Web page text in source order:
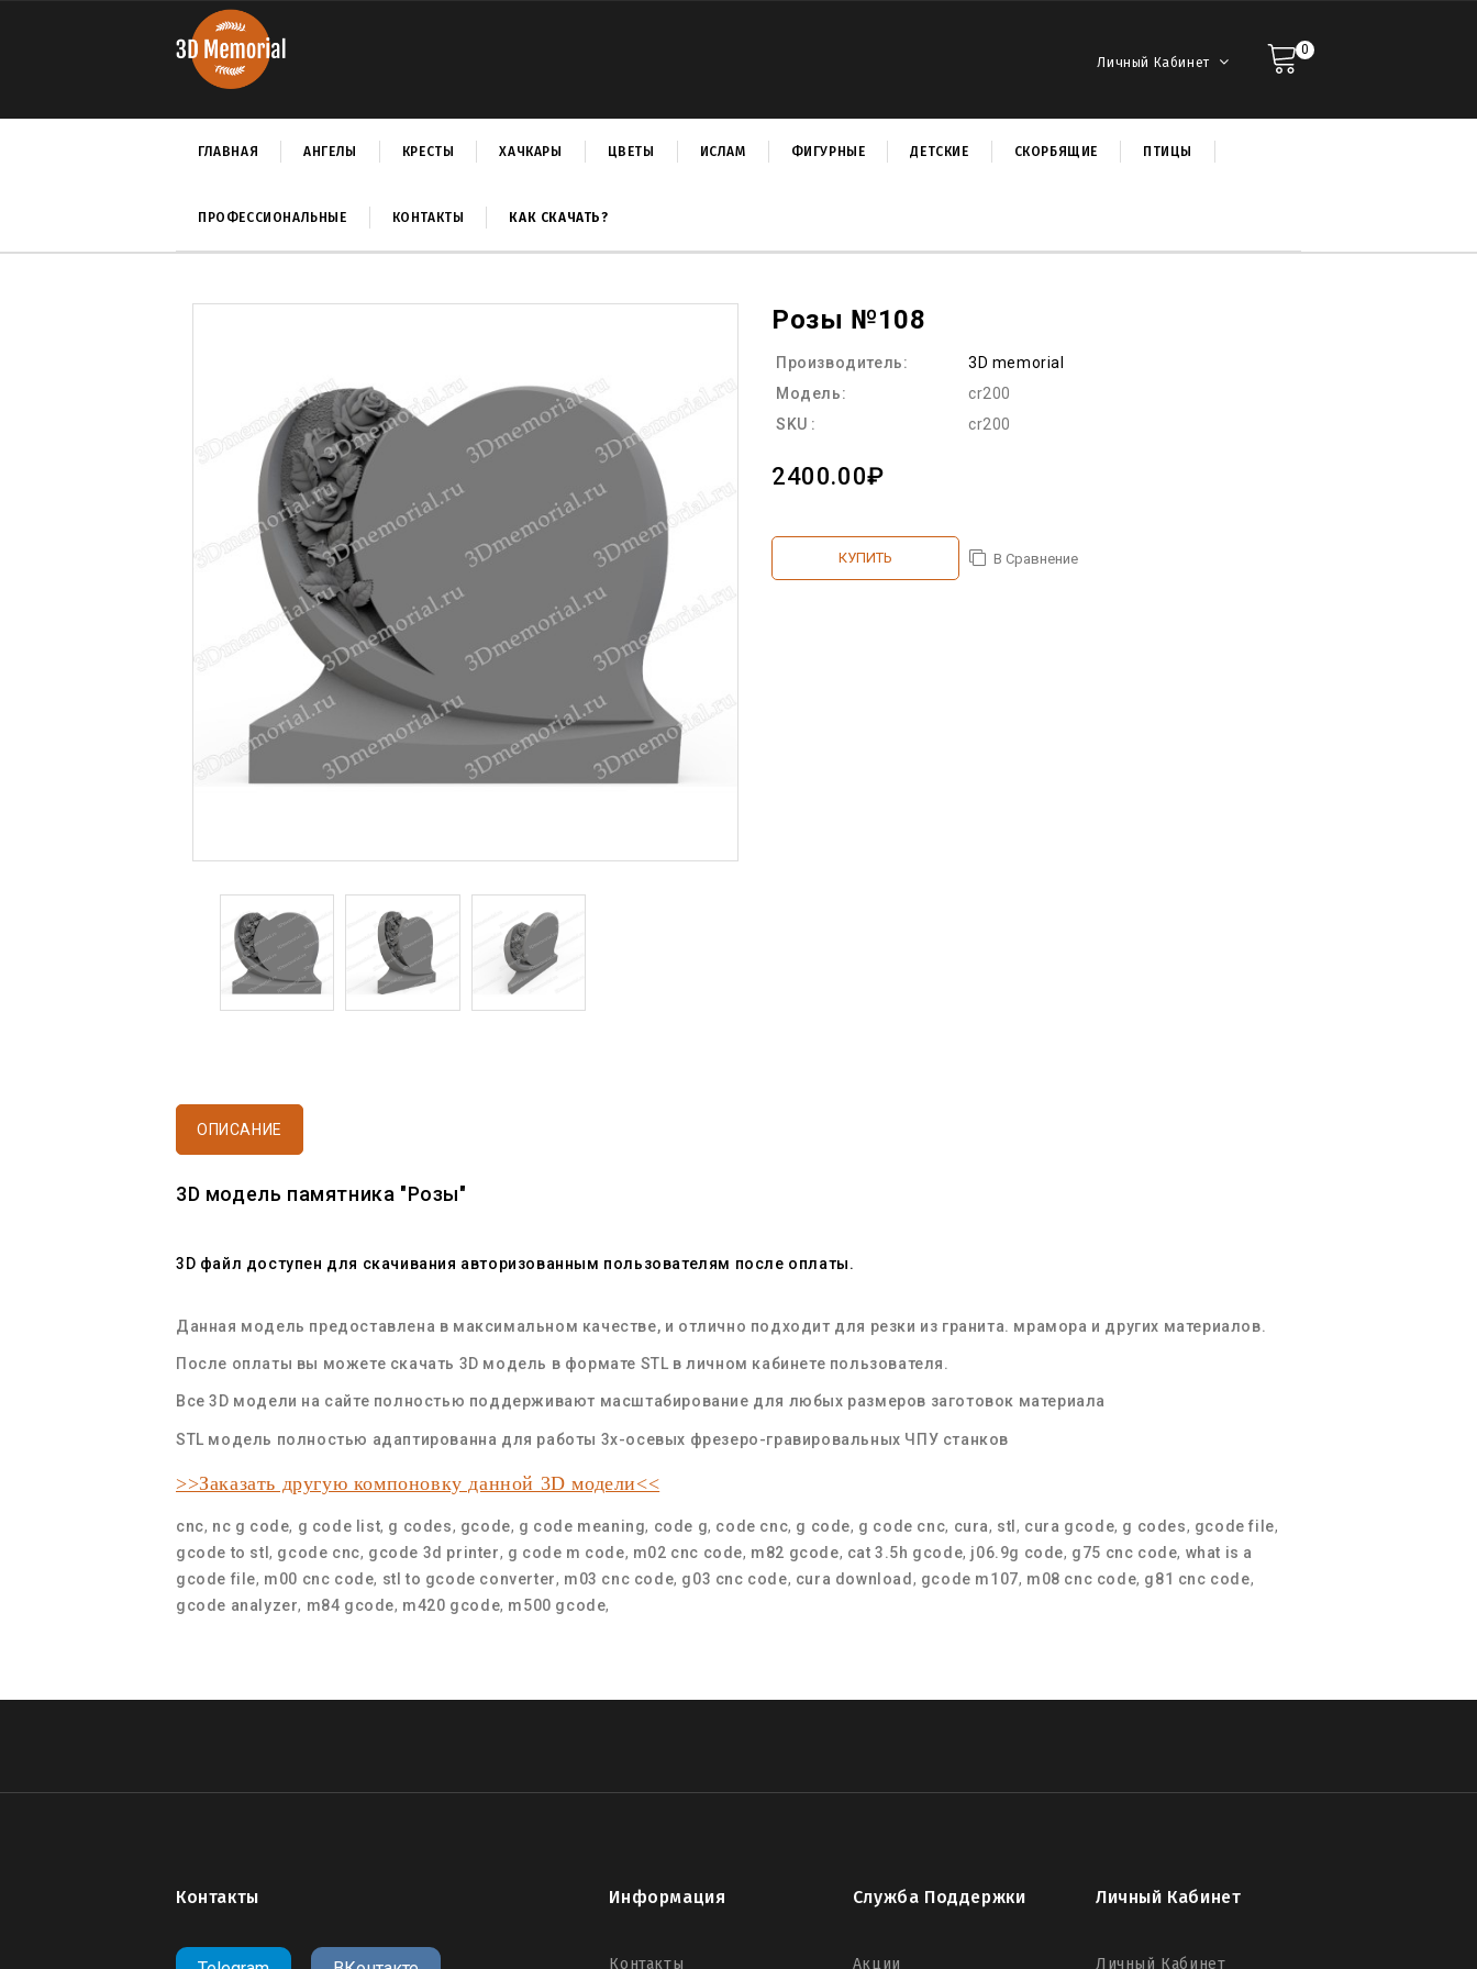
Личный Кабинет
0
ГЛАВНАЯ АНГЕЛЫ КРЕСТЫ ХАЧКАРЫ ЦВЕТЫ ИСЛАМ ФИГУРНЫЕ ДЕТСКИЕ СКОРБЯЩИЕ ПТИЦЫ
ПРОФЕССИОНАЛЬНЫЕ КОНТАКТЫ КАК СКАЧАТЬ?
Розы №108
Производитель:
3D memorial
Модель:
cr200
SKU :
cr200
2400.00₽
КУПИТЬ В Сравнение
ОПИСАНИЕ
3D модель памятника "Розы"
3D файл доступен для скачивания авторизованным пользователям после оплаты.
Данная модель предоставлена в максимальном качестве, и отлично подходит для резки из гранита. мрамора и других материалов.
После оплаты вы можете скачать 3D модель в формате STL в личном кабинете пользователя.
Все 3D модели на сайте полностью поддерживают масштабирование для любых размеров заготовок материала
STL модель полностью адаптированна для работы 3х-осевых фрезеро-гравировальных ЧПУ станков
>>Заказать другую компоновку данной 3D модели<<
cnc, nc g code, g code list, g codes, gcode, g code meaning, code g, code cnc, g code, g code cnc, cura, stl , cura gcode, g codes, gcode file,
gcode to stl, gcode cnc, gcode 3d printer, g code m code, m02 cnc code, m82 gcode, cat 3.5h gcode, j06.9g code, g75 cnc code, what is a
gcode file, m00 cnc code, stl to gcode converter, m03 cnc code, g03 cnc code, cura download , gcode m107, m08 cnc code, g81 cnc code,
gcode analyzer, m84 gcode, m420 gcode, m500 gcode,
Контакты Информация
Контакты
Служба Поддержки
Акции
Личный Кабинет
Личный Кабинет